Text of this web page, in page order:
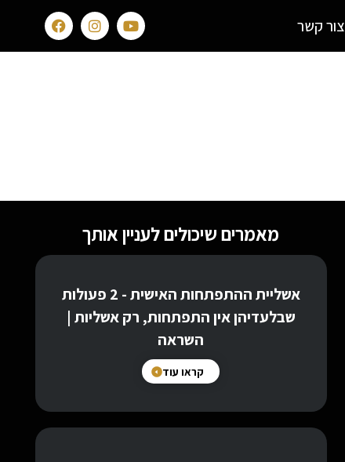
צור קשר
מאמרים שיכולים לעניין אותך
אשליית ההתפתחות האישית - 2 פעולות
שבלעדיהן אין התפתחות, רק אשליות |
השראה
קראו עוד